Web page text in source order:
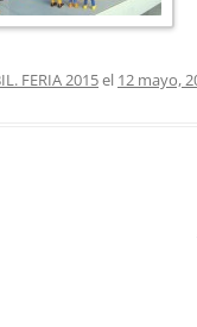
FERIA 2015el 12 mayo,